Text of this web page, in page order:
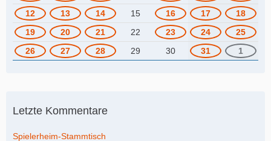
12
13 14 15 16 17
18
19
20 21 22 23 24
25
26
27 28 29 30 31 1
Letzte Kommentare
Spielerheim-Stammtisch